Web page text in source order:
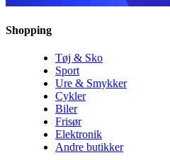
Shopping
Tøj & Sko
Sport
Ure & Smykker
Cykler
Biler
Frisør
Elektronik
Andre butikker